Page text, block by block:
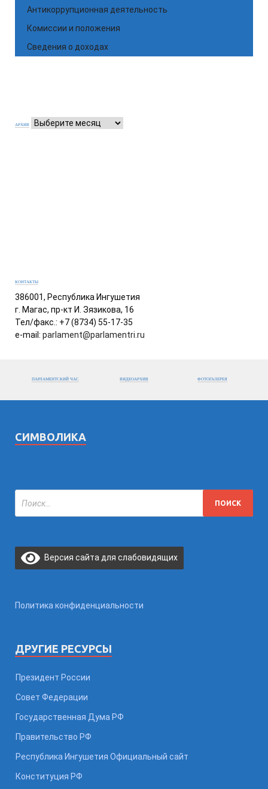
Антикоррупционная деятельность
Комиссии и положения
Сведения о доходах
АРХИВ
КОНТАКТЫ
386001, Республика Ингушетия
г. Магас, пр-кт И. Зязикова, 16
Тел/факс.: +7 (8734) 55-17-35
e-mail: parlament@parlamentri.ru
ПАРЛАМЕНТСКИЙ ЧАС ВИДЕОАРХИВ ФОТОГАЛЕРЕЯ
СИМВОЛИКА
Версия сайта для слабовидящих
Политика конфиденциальности
ДРУГИЕ РЕСУРСЫ
Президент России
Совет Федерации
Государственная Дума РФ
Правительство РФ
Республика Ингушетия Официальный сайт
Конституция РФ